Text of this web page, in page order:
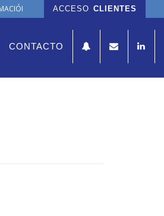
ACCESO CLIENTES
CONTACTO